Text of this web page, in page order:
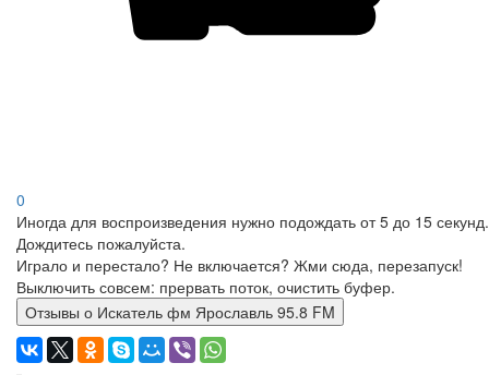
0
Иногда для воспроизведения нужно подождать от 5 до 15 секунд.
Дождитесь пожалуйста.
Играло и перестало? Не включается? Жми сюда, перезапуск!
Выключить совсем: прервать поток, очистить буфер.
Отзывы о Искатель фм Ярославль 95.8 FM